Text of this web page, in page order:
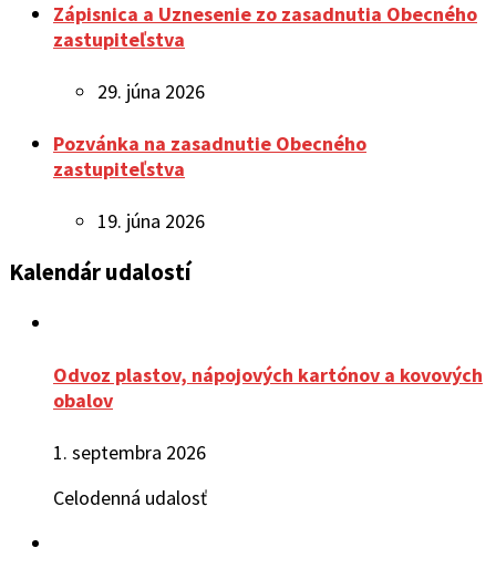
Zápisnica a Uznesenie zo zasadnutia Obecného
zastupiteľstva
29. júna 2026
Pozvánka na zasadnutie Obecného
zastupiteľstva
19. júna 2026
Kalendár udalostí
Odvoz plastov, nápojových kartónov a kovových
obalov
1. septembra 2026
Celodenná udalosť